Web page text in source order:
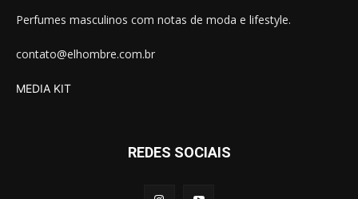
Perfumes masculinos com notas de moda e lifestyle.
contato@elhombre.com.br
MEDIA KIT
REDES SOCIAIS